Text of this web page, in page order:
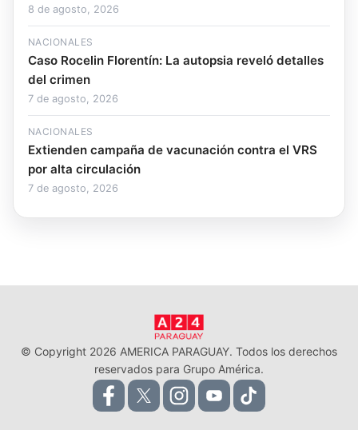
8 de agosto, 2026
NACIONALES
Caso Rocelin Florentín: La autopsia reveló detalles
del crimen
7 de agosto, 2026
NACIONALES
Extienden campaña de vacunación contra el VRS
por alta circulación
7 de agosto, 2026
© Copyright 2026 AMERICA PARAGUAY. Todos los derechos
reservados para Grupo América.